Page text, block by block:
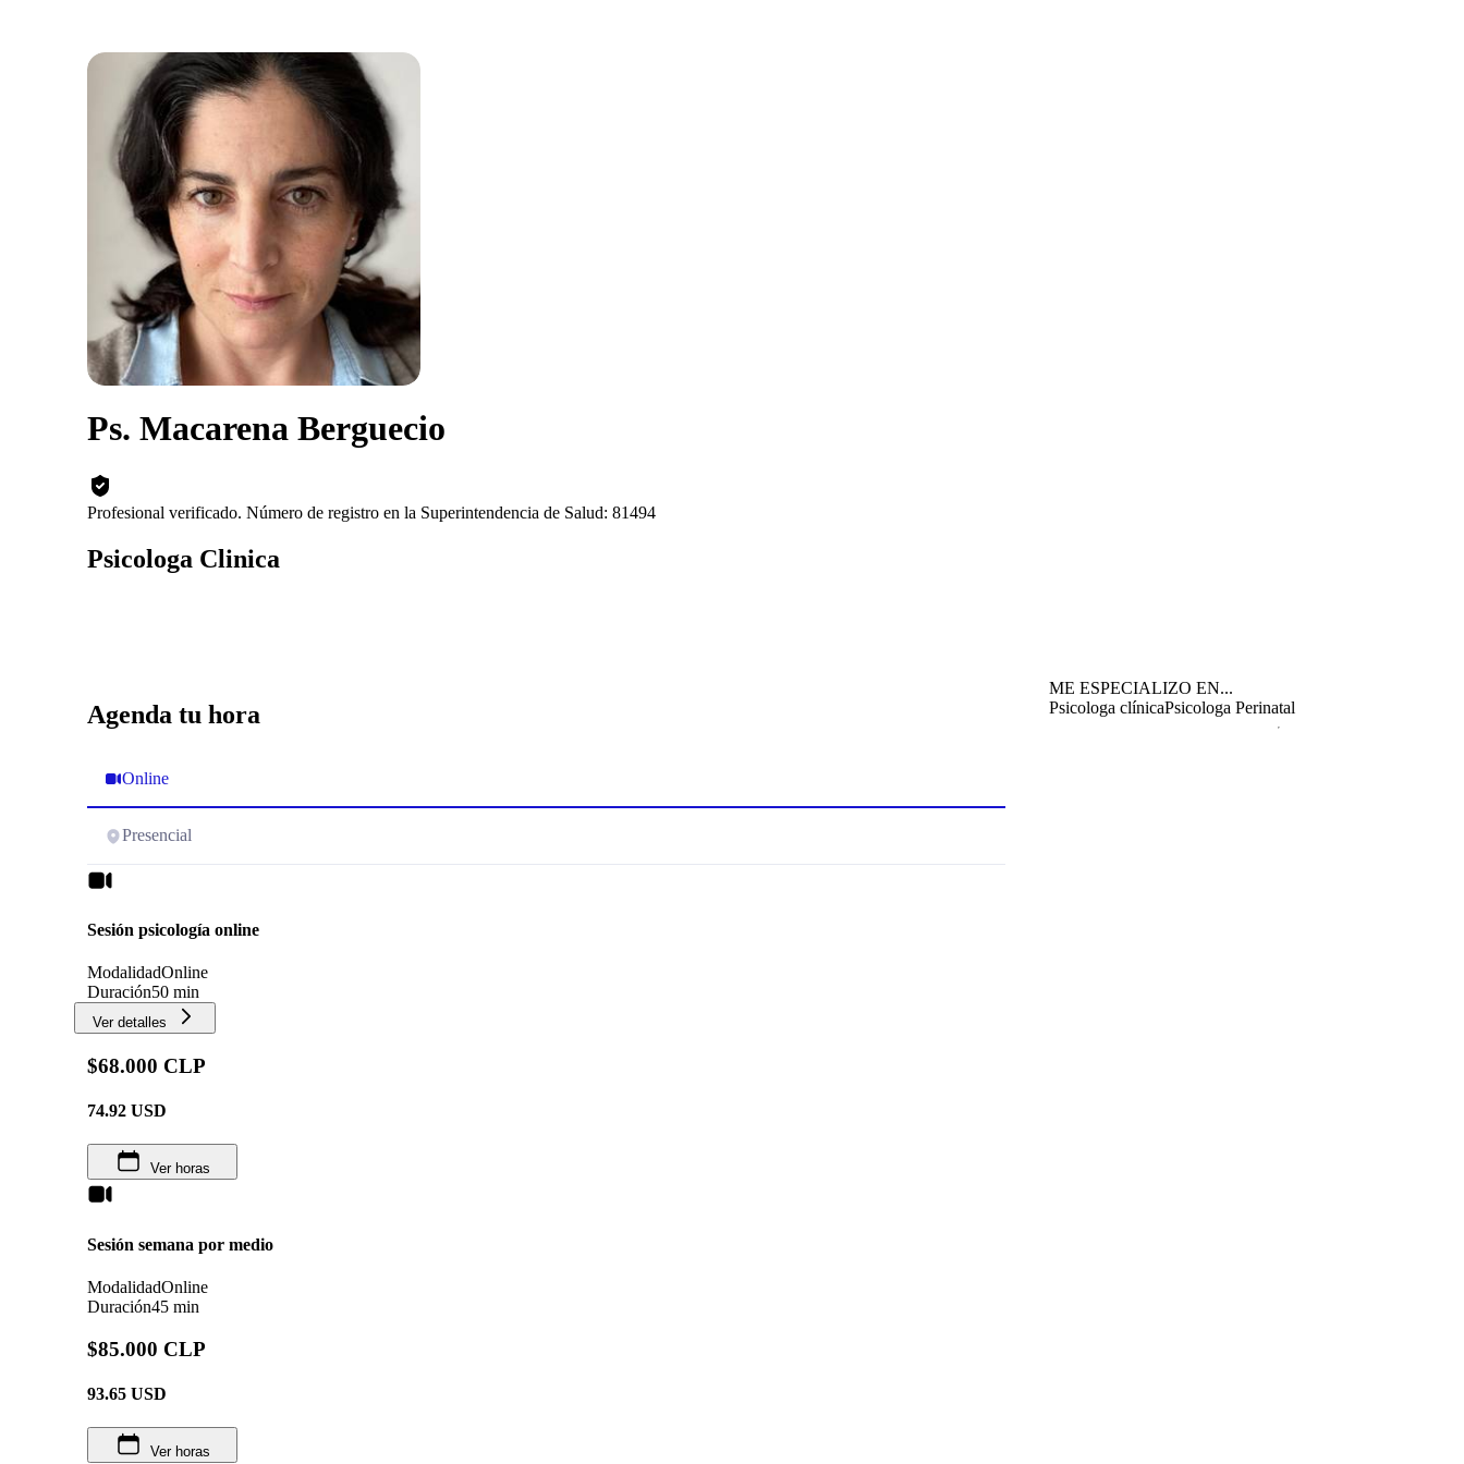
Ps. Macarena Berguecio
Profesional verificado. Número de registro en la Superintendencia de Salud: 81494
Psicologa Clinica
Agenda tu hora
Online
Presencial
Sesión psicología online
ModalidadOnline
Duración50 min
Ver detalles
$68.000 CLP
74.92 USD
Ver horas
Sesión semana por medio
ModalidadOnline
Duración45 min
$85.000 CLP
93.65 USD
Ver horas
ME ESPECIALIZO EN...
Psicologa clínicaPsicologa Perinatal